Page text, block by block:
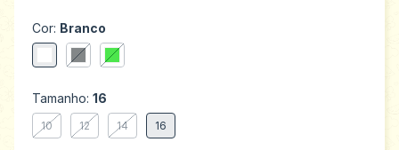
Cor: Branco
Tamanho: 16
10 12 14 16